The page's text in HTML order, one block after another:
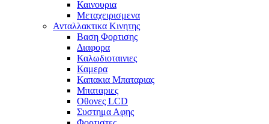
Καινουρια
Μεταχειρισμενα
Ανταλλακτικα Κινητης
Βαση Φορτισης
Διαφορα
Καλωδιοταινιες
Καμερα
Καπακια Μπαταριας
Μπαταριες
Οθονες LCD
Συστημα Αφης